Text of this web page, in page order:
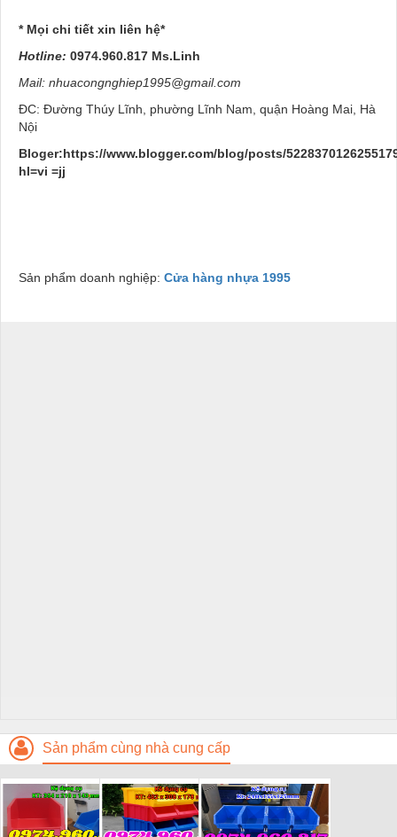
* Mọi chi tiết xin liên hệ*
Hotline: 0974.960.817 Ms.Linh
Mail: nhuacongnghiep1995@gmail.com
ĐC: Đường Thúy Lĩnh, phường Lĩnh Nam, quận Hoàng Mai, Hà
Nội
Bloger:https://www.blogger.com/blog/posts/
hl=vi =jj
Sản phẩm doanh nghiệp: Cửa hàng nhựa 1995
Sản phẩm cùng nhà cung cấp